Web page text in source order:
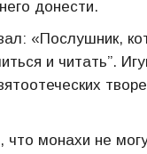
донести.
«Послушник,
и читать”.
что монахи не